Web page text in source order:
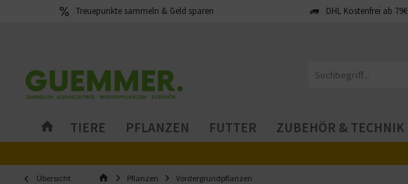
Treuepunkte sammeln & Geld sparen DHL Kostenfrei ab 79€
TIERE PFLANZEN FUTTER ZUBEHÖR & TECHNIK
Übersicht Pflanzen Vordergrundpflanzen